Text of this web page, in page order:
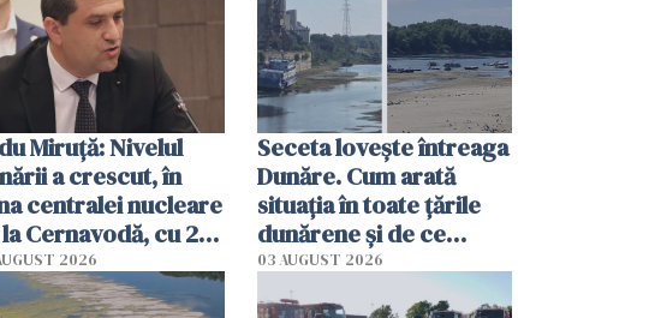
Miruţă: Nivelul
a crescut, în
centralei nucleare
Cernavodă, cu 2
faţă de ziua trecută
2026
Seceta lovește întreaga
Dunăre. Cum arată
situația în toate țările
dunărene și de ce
România resimte
efectele, deși a plouat
03 AUGUST 2026